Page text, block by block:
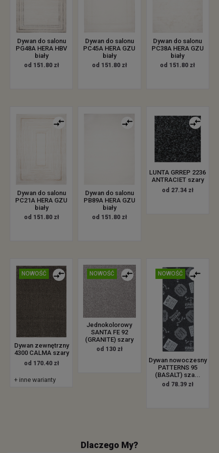
Dywan do salonu
PG48A HERA HBV
biały
od 151.80 zł
Dywan do salonu
PC45A HERA GZU
biały
od 151.80 zł
Dywan do salonu
PC38A HERA GZU
biały
od 151.80 zł
Dywan do salonu
PC21A HERA GZU
biały
od 151.80 zł
Dywan do salonu
PB89A HERA GZU
biały
od 151.80 zł
LUNTA GRREP 2236
ANTRACIET szary
od 27.34 zł
NOWOŚĆ
Dywan zewnętrzny
4300 CALMA szary
od 170.40 zł
+ inne warianty
NOWOŚĆ
Jednokolorowy
SANTA FE 92
(GRANITE) szary
od 130 zł
NOWOŚĆ
Dywan nowoczesny
PATTERNS 95
(BASALT) sza...
od 78.39 zł
Dlaczego My?